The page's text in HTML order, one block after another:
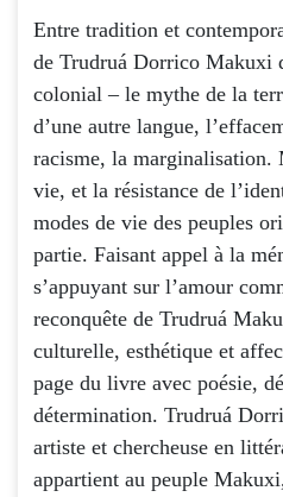
Entre tradition et
de Trudruá Dorrico Makuxi
colonial – le mythe de la
d’une autre langue,
racisme, la marginalisation.
vie, et la résistance de
modes de vie des peuples
partie. Faisant appel à la
s’appuyant sur l’amour
reconquête de Trudruá
culturelle, esthétique et
page du livre avec poésie,
détermination. Trudruá
artiste et chercheuse en
appartient au peuple